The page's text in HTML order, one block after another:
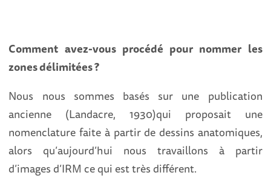
Comment avez-vous procédé pour nommer les
zones délimitées ?
Nous nous sommes basés sur une publication
ancienne (Landacre, 1930)qui proposait une
nomenclature faite à partir de dessins anatomiques,
alors qu’aujourd’hui nous travaillons à partir
d’images d’IRM ce qui est très différent.